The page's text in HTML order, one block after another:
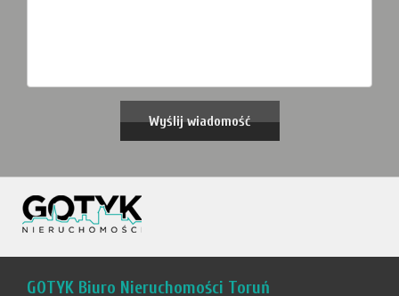
GOTYK Biuro Nieruchomości Toruń